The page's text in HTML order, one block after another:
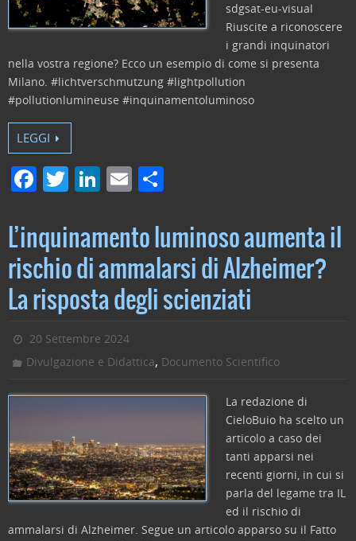
sdgsat-eu-visual
Riuscite a riconoscere
i grandi inquinatori
nella vostra regione? Ecco un esempio di come si presenta
Milano. #lichtverschmutzung #lightpollution
#pollutionlumineuse #inquinamentoluminoso
LEGGI
F
c
e
b
o
o
k
T
itt
er
Li
k
e
dI
n
E
ai
l
n
di
vi
di
L’inquinamento luminoso aumenta il
rischio di ammalarsi di Alzheimer?
La risposta degli scienziati
20 Settembre 2024
Divulgazione e Didattica, Documento Scientifico
La redazione di
CieloBuio ha scelto un
articolo a caso dei
tanti apparsi nei
recenti giorni, in cui si
parla del legame tra IL
ed il rischio di
ammalarsi di Alzheimer. Segue un articolo apparso su il Fatto